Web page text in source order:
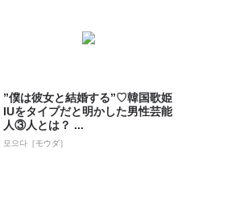
”僕は彼女と結婚する”♡韓国歌姫
IUをタイプだと明かした男性芸能
人③人とは？ ...
모으다［モウダ］